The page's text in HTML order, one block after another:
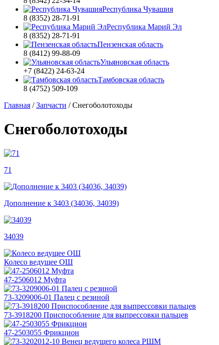
Республика Чувашия
8 (8352) 28-71-91
Республика Марий Эл
8 (8352) 28-71-91
Пензенская область
8 (8412) 99-88-09
Ульяновская область
+7 (8422) 24-63-24
Тамбовская область
8 (4752) 509-109
Главная /Запчасти /Снегоболотоходы
Снегоболотоходы
71
Дополнение к 3403 (34036, 34039)
34039
Колесо ведущее ОШ
47-2506012 Муфта
73-3209006-01 Палец с резиной
73-3918200 Приспособление для выпрессовки пальцев
47-2503055 Фрикцион